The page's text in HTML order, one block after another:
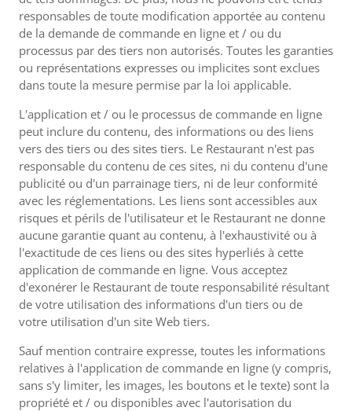
responsables de toute modification apportée au contenu
de la demande de commande en ligne et / ou du
processus par des tiers non autorisés. Toutes les garanties
ou représentations expresses ou implicites sont exclues
dans toute la mesure permise par la loi applicable.
L'application et / ou le processus de commande en ligne
peut inclure du contenu, des informations ou des liens
vers des tiers ou des sites tiers. Le Restaurant n'est pas
responsable du contenu de ces sites, ni du contenu d'une
publicité ou d'un parrainage tiers, ni de leur conformité
avec les réglementations. Les liens sont accessibles aux
risques et périls de l'utilisateur et le Restaurant ne donne
aucune garantie quant au contenu, à l'exhaustivité ou à
l'exactitude de ces liens ou des sites hyperliés à cette
application de commande en ligne. Vous acceptez
d'exonérer le Restaurant de toute responsabilité résultant
de votre utilisation des informations d'un tiers ou de
votre utilisation d'un site Web tiers.
Sauf mention contraire expresse, toutes les informations
relatives à l'application de commande en ligne (y compris,
sans s'y limiter, les images, les boutons et le texte) sont la
propriété et / ou disponibles avec l'autorisation du